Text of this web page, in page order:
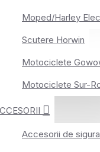
Moped/Harley
Scutere Horwin
Motociclete
Motociclete Sur-
Accesorii de